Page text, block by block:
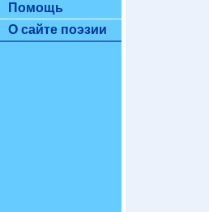
Помощь
О сайте поэзии